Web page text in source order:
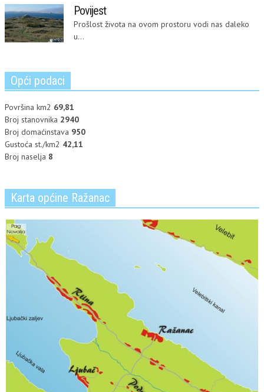
Povijest
Prošlost života na ovom prostoru vodi nas daleko
u...
Opći podaci
Površina km2 69,81
Broj stanovnika 2940
Broj domaćinstava 950
Gustoća st./km2 42,11
Broj naselja 8
Karta općine Ražanac